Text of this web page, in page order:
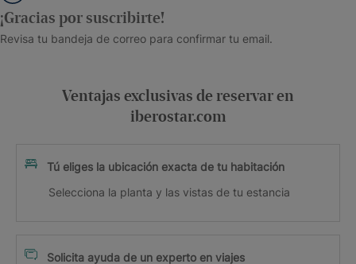
¡Gracias por suscribirte!
Revisa tu bandeja de correo para confirmar tu email.
Ventajas exclusivas de reservar en
iberostar.com
Tú eliges la ubicación exacta de tu habitación
Selecciona la planta y las vistas de tu estancia
Solicita ayuda de un experto en viajes